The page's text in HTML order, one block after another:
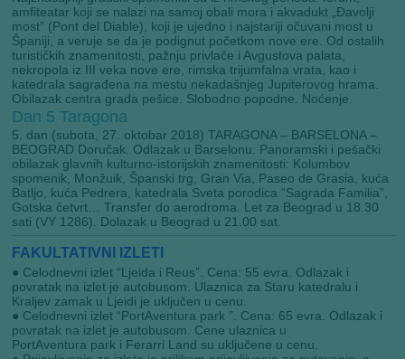
amfiteatar koji se nalazi na samoj obali mora i akvadukt „Đavolji
most” (Pont del Diable), koji je ujedno i najstariji očuvani most u
Španiji, a veruje se da je podignut početkom nove ere. Od ostalih
turističkih znamenitosti, pažnju privlače i Avgustova palata,
nekropola iz III veka nove ere, rimska trijumfalna vrata, kao i
katedrala sagrađena na mestu nekadašnjeg Jupiterovog hrama.
Obilazak centra grada pešice. Slobodno popodne. Noćenje.
Dan 5 Taragona
5. dan (subota, 27. oktobar 2018) TARAGONA – BARSELONA –
BEOGRAD Doručak. Odlazak u Barselonu. Panoramski i pešački
obilazak glavnih kulturno-istorijskih znamenitosti: Kolumbov
spomenik, Monžuik, Španski trg, Gran Via, Paseo de Grasia, kuća
Batljo, kuća Pedrera, katedrala Sveta porodica “Sagrada Familia”,
Gotska četvrt… Transfer do aerodroma. Let za Beograd u 18.30
sati (VY 1286). Dolazak u Beograd u 21.00 sat.
FAKULTATIVNI IZLETI
● Celodnevni izlet “Ljeida i Reus”. Cena: 55 evra. Odlazak i
povratak na izlet je autobusom. Ulaznica za Staru katedralu i
Kraljev zamak u Ljeidi je uključen u cenu.
● Celodnevni izlet “PortAventura park ”. Cena: 65 evra. Odlazak i
povratak na izlet je autobusom. Cene ulaznica u
PortAventura park i Ferarri Land su uključene u cenu.